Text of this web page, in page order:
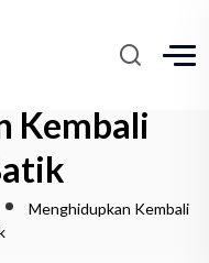
Kembali
Menghidupkan Kembali